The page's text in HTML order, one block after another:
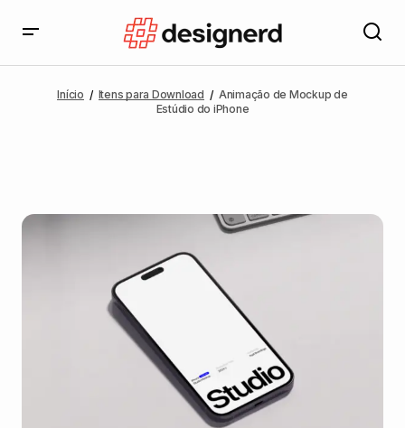
Início Itens para Download
Animação de Mockup de
Estúdio do iPhone